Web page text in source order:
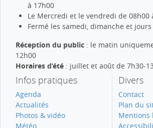
à 17h00
Le Mercredi et le vendredi de 08h00
Fermé les samedi, dimanche et
Réception du public : le matin
12h00
Horaires d’été : juillet et août de 7h30-
Infos pratiques
Agenda
Actualités
Photos & vidéo
Météo
Divers
Contact
Plan du
Mentions